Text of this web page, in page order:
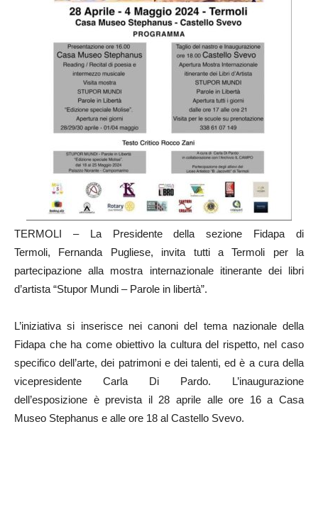
TERMOLI – La Presidente della sezione Fidapa di
Termoli, Fernanda Pugliese, invita tutti a Termoli per la
partecipazione alla mostra internazionale itinerante dei libri
d’artista “Stupor Mundi – Parole in libertà”.
L’iniziativa si inserisce nei canoni del tema nazionale della
Fidapa che ha come obiettivo la cultura del rispetto, nel caso
specifico dell’arte, dei patrimoni e dei talenti, ed è a cura della
vicepresidente Carla Di Pardo. L’inaugurazione
dell’esposizione è prevista il 28 aprile alle ore 16 a Casa
Museo Stephanus e alle ore 18 al Castello Svevo.